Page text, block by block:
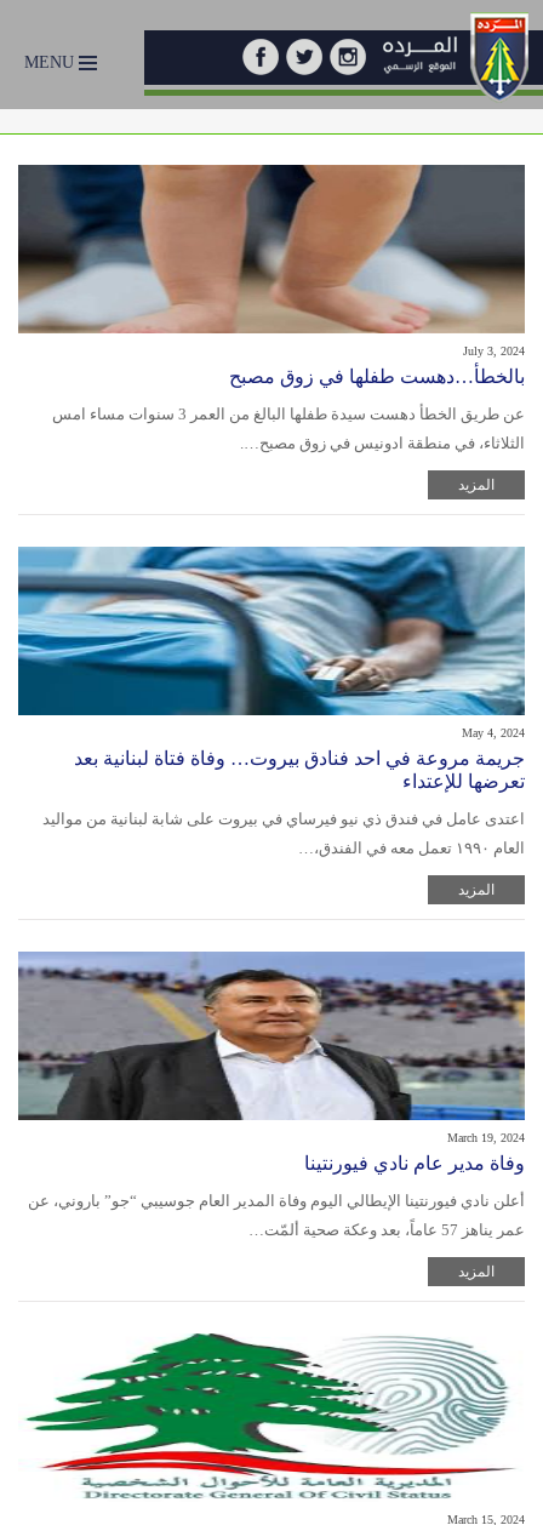
MENU
July 3, 2024
بالخطأ…دهست طفلها في زوق مصبح
عن طريق الخطأ دهست سيدة طفلها البالغ من العمر 3 سنوات مساء امس
الثلاثاء، في منطقة ادونيس في زوق مصبح….
المزيد
May 4, 2024
جريمة مروعة في احد فنادق بيروت… وفاة فتاة لبنانية بعد
تعرضها للإعتداء
اعتدى عامل في فندق ذي نيو فيرساي في بيروت على شابة لبنانية من مواليد
العام ١٩٩٠ تعمل معه في الفندق،…
المزيد
March 19, 2024
وفاة مدير عام نادي فيورنتينا
أعلن نادي فيورنتينا الإيطالي اليوم وفاة المدير العام جوسيبي “جو” باروني، عن
عمر يناهز 57 عاماً، بعد وعكة صحية ألمّت…
المزيد
March 15, 2024